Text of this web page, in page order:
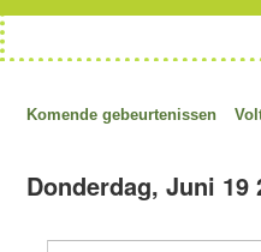
Komende gebeurtenissen
Donderdag, Juni 19